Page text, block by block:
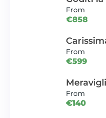
From
€858
From
€599
From
€140